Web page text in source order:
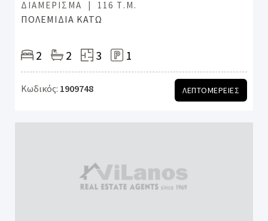
ΔΙΑΜΈΡΙΣΜΑ 116 Τ.Μ.
ΠΟΛΕΜΙΔΙΑ ΚΑΤΩ
2 2 3 1
Κωδικός: 1909748 ΛΕΠΤΟΜΕΡΕΙΕΣ